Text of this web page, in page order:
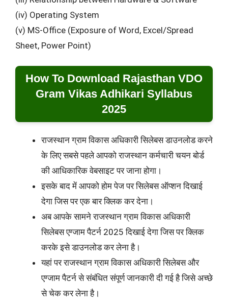
(iv) Operating System
(v) MS-Office (Exposure of Word, Excel/Spread
Sheet, Power Point)
How To Download Rajasthan VDO
Gram Vikas Adhikari Syllabus
2025
राजस्थान ग्राम विकास अधिकारी सिलेबस डाउनलोड करने
के लिए सबसे पहले आपको राजस्थान कर्मचारी चयन बोर्ड
की आधिकारिक वेबसाइट पर जाना होगा।
इसके बाद में आपको होम पेज पर सिलेबस ऑप्शन दिखाई
देगा जिस पर एक बार क्लिक कर देना।
अब आपके सामने राजस्थान ग्राम विकास अधिकारी
सिलेबस एग्जाम पैटर्न 2025 दिखाई देगा जिस पर क्लिक
करके इसे डाउनलोड कर लेना है।
यहां पर राजस्थान ग्राम विकास अधिकारी सिलेबस और
एग्जाम पैटर्न से संबंधित संपूर्ण जानकारी दी गई है जिसे अच्छे
से चेक कर लेना है।